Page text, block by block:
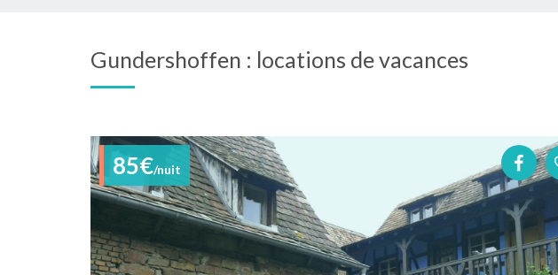
Gundershoffen : locations de vacances
85€/nuit